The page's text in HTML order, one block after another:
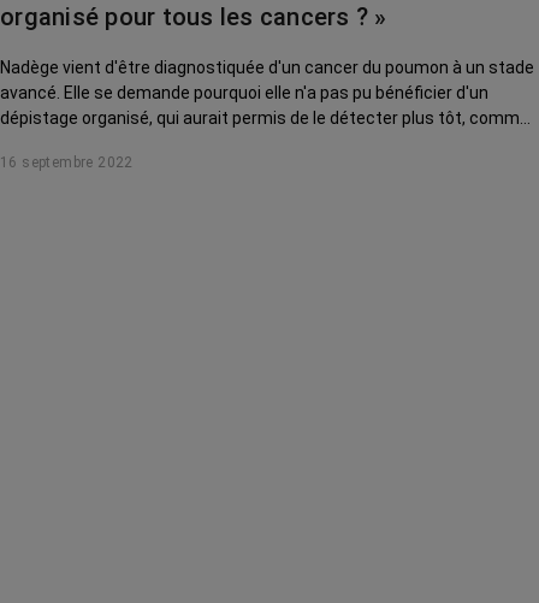
organisé pour tous les cancers ? »
Nadège vient d'être diagnostiquée d'un cancer du poumon à un stade
avancé. Elle se demande pourquoi elle n'a pas pu bénéficier d'un
dépistage organisé, qui aurait permis de le détecter plus tôt, comme
Baptiste Méric, directeur du pôle Santé publique et soins à l’Institut
16 septembre 2022